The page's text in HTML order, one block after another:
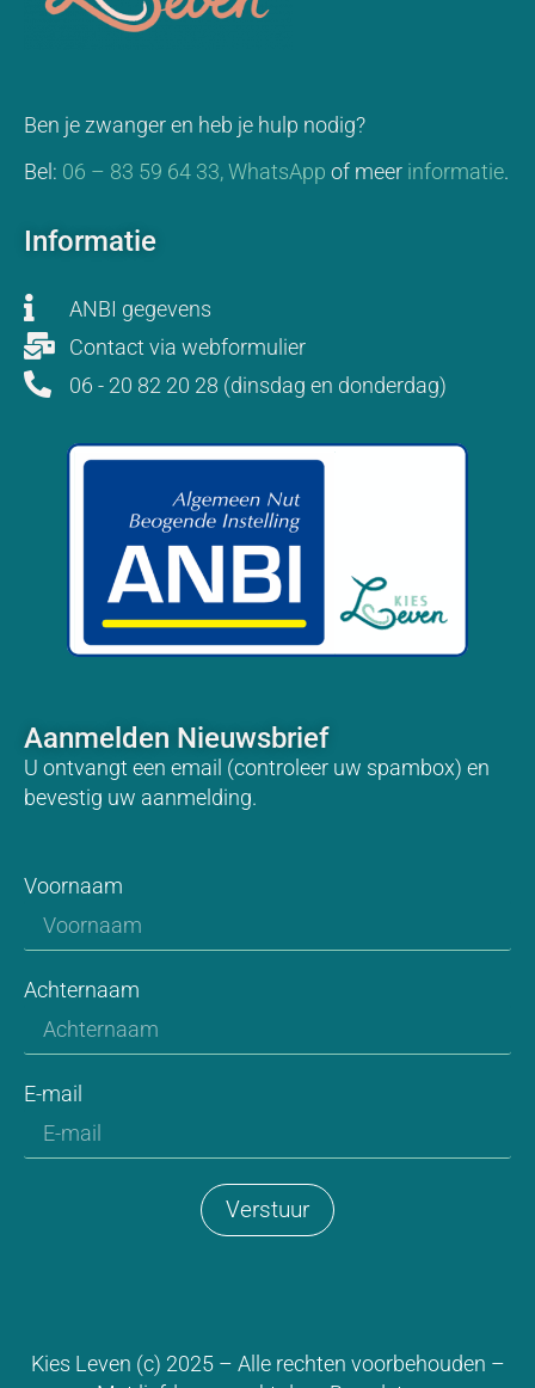
Ben je zwanger en heb je hulp nodig?
Bel: 06 – 83 59 64 33,WhatsApp of meer informatie.
Informatie
ANBI gegevens
Contact via webformulier
06 - 20 82 20 28 (dinsdag en donderdag)
Aanmelden Nieuwsbrief
U ontvangt een email (controleer uw spambox) en
bevestig uw aanmelding.
Voornaam
Achternaam
E-mail
Verstuur
Kies Leven (c) 2025 – Alle rechten voorbehouden –